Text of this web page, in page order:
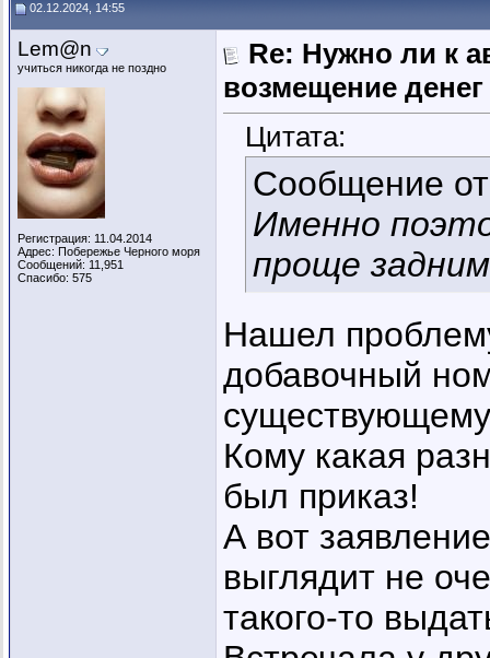
02.12.2024, 14:55
Lem@n
учиться никогда не поздно
Регистрация: 11.04.2014
Адрес: Побережье Черного моря
Сообщений: 11,951
Спасибо: 575
Re: Нужно ли к
возмещение денег
Цитата:
Сообщение
Именно
проще
Нашел
добавочный
Кому какая
был приказ!
А вот
выглядит не
такого-то